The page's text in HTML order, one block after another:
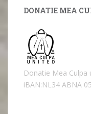
DONATIE MEA
Donatie Mea Culpa
iBAN:NL34 ABNA